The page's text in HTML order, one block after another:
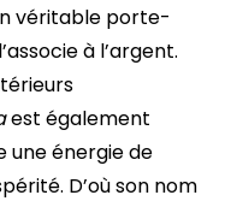
véritable porte-
à l’argent.
est également
une énergie de
D’où son nom